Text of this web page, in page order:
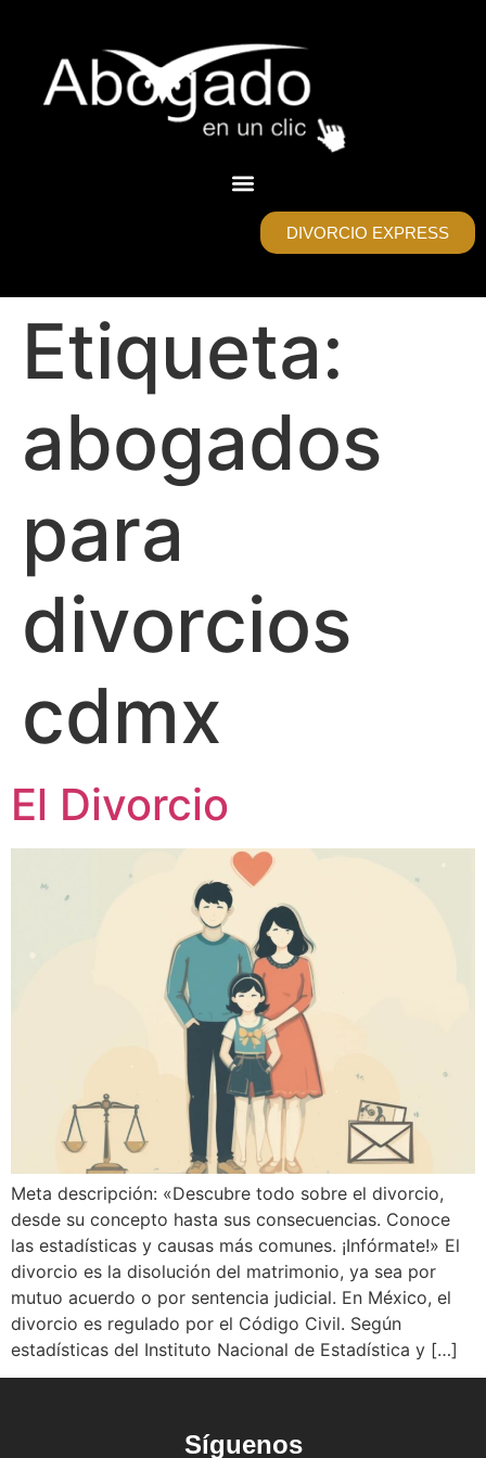
DIVORCIO EXPRESS
Etiqueta:
abogados
para
divorcios
cdmx
El Divorcio
Meta descripción: «Descubre todo sobre el divorcio,
desde su concepto hasta sus consecuencias. Conoce
las estadísticas y causas más comunes. ¡Infórmate!» El
divorcio es la disolución del matrimonio, ya sea por
mutuo acuerdo o por sentencia judicial. En México, el
divorcio es regulado por el Código Civil. Según
estadísticas del Instituto Nacional de Estadística y […]
Síguenos